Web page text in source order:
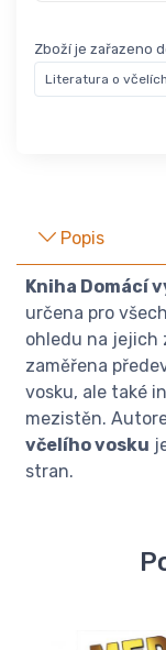
Zboží je zařazeno
Literatura o
Popis
Kniha Domácí
určena pro
ohledu na jejich
zaměřena
vosku, ale také
mezistěn.
včelího vosku
stran.